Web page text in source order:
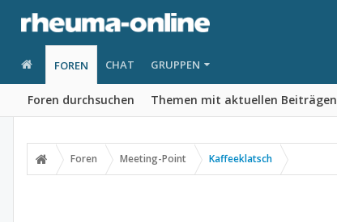
FOREN
Foren durchsuchen Themen mit aktuellen Beiträgen
CHAT GRUPPEN
Foren Meeting-Point Kaffeeklatsch